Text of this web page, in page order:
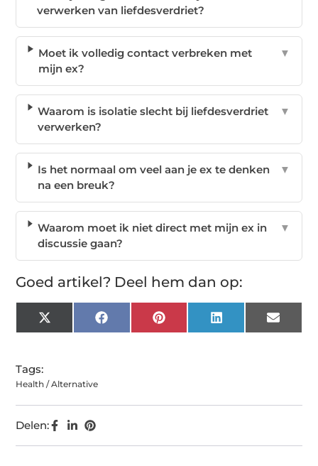
verwerken van liefdesverdriet?
Moet ik volledig contact verbreken met
mijn ex?
▼
Waarom is isolatie slecht bij liefdesverdriet
verwerken?
▼
Is het normaal om veel aan je ex te denken
na een breuk?
▼
Waarom moet ik niet direct met mijn ex in
discussie gaan?
▼
Goed artikel? Deel hem dan op:
X
(Twitter)
Facebook Pinterest LinkedIn Email
Tags:
Health / Alternative
Delen: